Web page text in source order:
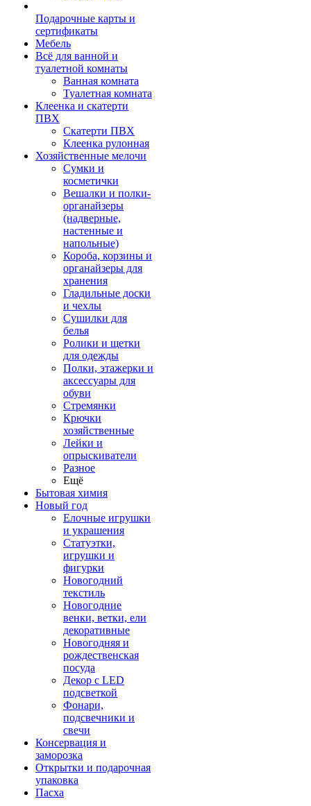
Подарочные карты и
сертификаты
Мебель
Всё для ванной и
туалетной комнаты
Ванная комната
Туалетная комната
Клеенка и скатерти
ПВХ
Скатерти ПВХ
Клеенка рулонная
Хозяйственные мелочи
Сумки и
косметички
Вешалки и полки-
органайзеры
(надверные,
настенные и
напольные)
Короба, корзины и
органайзеры для
хранения
Гладильные доски
и чехлы
Сушилки для
белья
Ролики и щетки
для одежды
Полки, этажерки и
аксессуары для
обуви
Стремянки
Крючки
хозяйственные
Лейки и
опрыскиватели
Разное
Ещё
Бытовая химия
Новый год
Елочные игрушки
и украшения
Статуэтки,
игрушки и
фигурки
Новогодний
текстиль
Новогодние
венки, ветки, ели
декоративные
Новогодняя и
рождественская
посуда
Декор с LED
подсветкой
Фонари,
подсвечники и
свечи
Консервация и
заморозка
Открытки и подарочная
упаковка
Пасха